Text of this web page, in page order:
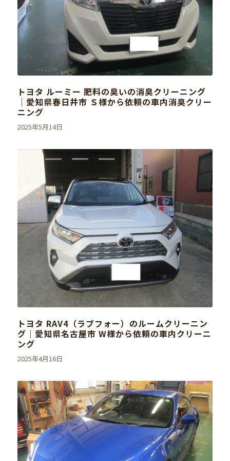
トヨタ ルーミー 肥料の臭いの消臭クリーニング
｜愛知県春日井市 Ｓ様から依頼の車内消臭クリー
ニング
2025年5月14日
トヨタ RAV4（ラブフォー）のルームクリーニン
グ｜愛知県名古屋市 W様から依頼の車内クリーニ
ング
2025年4月16日